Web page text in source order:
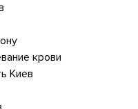
крови
Киев